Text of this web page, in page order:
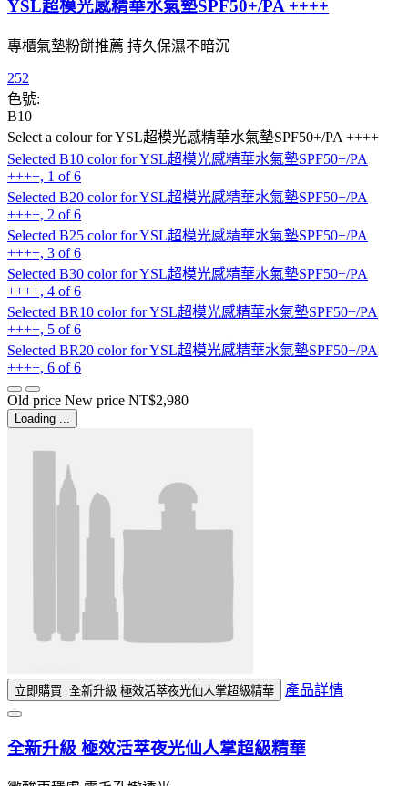
YSL超模光感精華水氣墊SPF50+/PA ++++
專櫃氣墊粉餅推薦 持久保濕不暗沉
252
色號:
B10
Select a colourfor YSL超模光感精華水氣墊SPF50+/PA ++++
Selected B10 color for YSL超模光感精華水氣墊SPF50+/PA
++++, 1 of 6
Selected B20 color for YSL超模光感精華水氣墊SPF50+/PA
++++, 2 of 6
Selected B25 color for YSL超模光感精華水氣墊SPF50+/PA
++++, 3 of 6
Selected B30 color for YSL超模光感精華水氣墊SPF50+/PA
++++, 4 of 6
Selected BR10 color for YSL超模光感精華水氣墊SPF50+/PA
++++, 5 of 6
Selected BR20 color for YSL超模光感精華水氣墊SPF50+/PA
++++, 6 of 6
Old price New price NT$2,980
Loading ...
立即購買 全新升級 極效活萃夜光仙人掌超級精華 產品詳情
全新升級 極效活萃夜光仙人掌超級精華